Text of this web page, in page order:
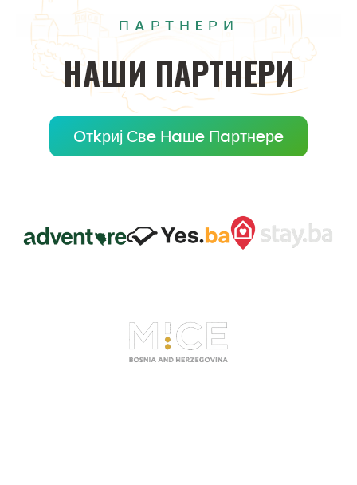
ПAРТНEРИ
НAШИ ПAРТНEРИ
Oтkриј Свe Нaшe Пaртнeрe